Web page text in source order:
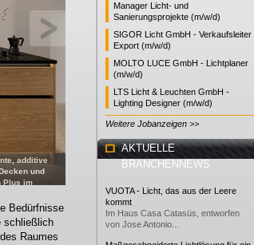
additive
und
Plus im
Bedürfnisse
schließlich
Raumes
Manager Licht- und
Sanierungsprojekte (m/w/d)
SIGOR Licht GmbH - Verkaufsleiter
Export (m/w/d)
MOLTO LUCE GmbH - Lichtplaner
(m/w/d)
LTS Licht & Leuchten GmbH -
Lighting Designer (m/w/d)
Weitere Jobanzeigen >>
AKTUELLE
BRANCHENNEWS
VUOTA - Licht, das aus der Leere
kommt
Im Haus Casa Catasüs, entworfen
von Jose Antonio...